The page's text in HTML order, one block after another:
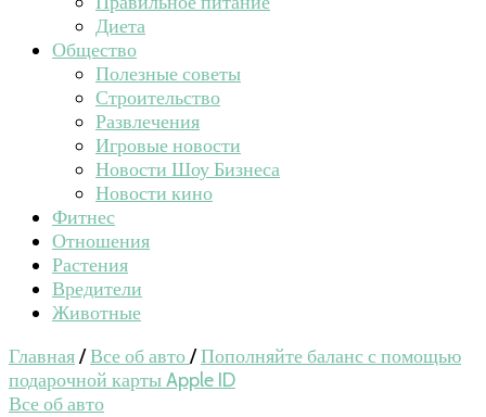
Диета
Общество
Полезные советы
Строительство
Развлечения
Игровые новости
Новости Шоу Бизнеса
Новости кино
Фитнес
Отношения
Растения
Вредители
Животные
Главная/Все об авто/Пополняйте баланс с помощью
подарочной карты Apple ID
Все об авто